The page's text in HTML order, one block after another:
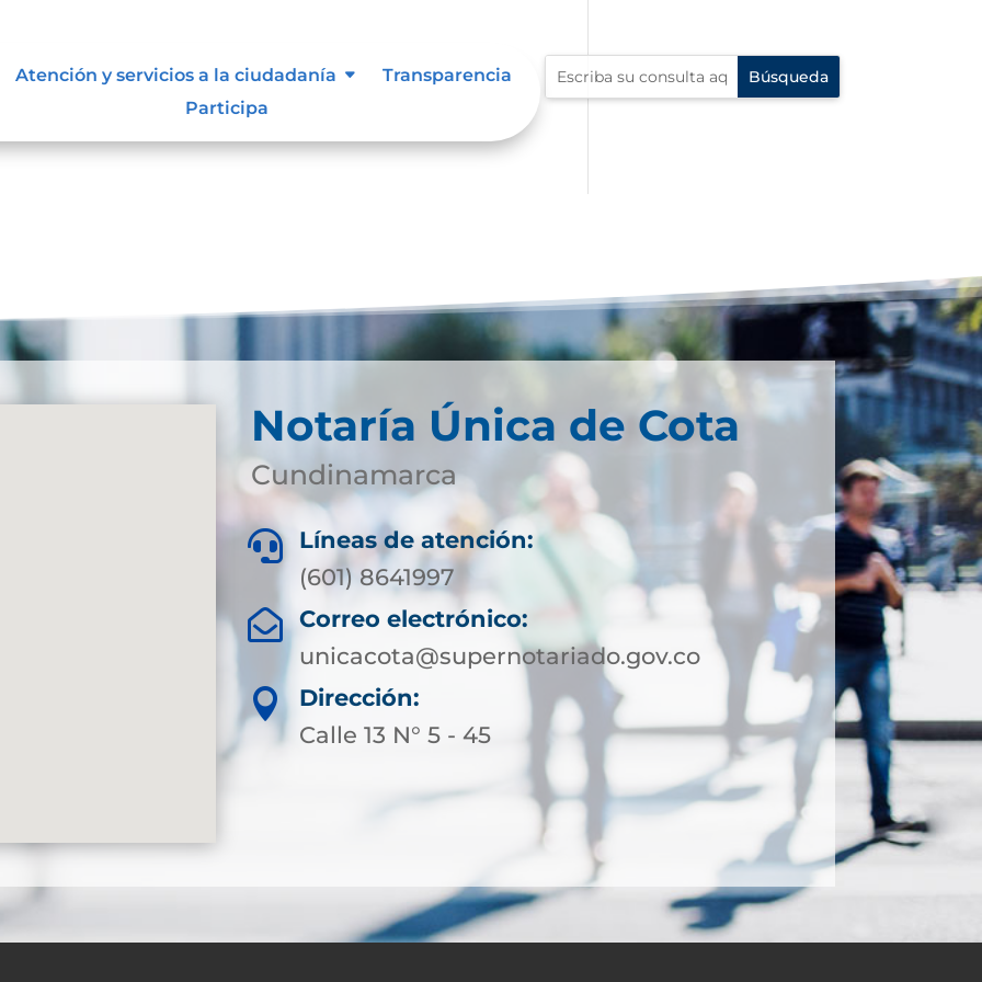
Atención y servicios a la ciudadanía
Transparencia
Participa
Notaría Única de Cota
Cundinamarca

Líneas de atención:
(601) 8641997
 Correo electrónico:
unicacota@supernotariado.gov.co

Dirección:
Calle 13 N° 5 - 45